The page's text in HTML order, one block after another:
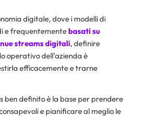
digitale, dove i modelli di
e frequentementebasati su
streams digitali, definire
operativo dell’azienda è
efficacemente e trarne
ben definito è la base per prendere
e pianificare al meglio le